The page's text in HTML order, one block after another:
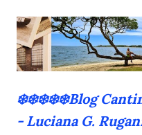
Pular para
❄️❄️❄️❄️❄️Blog
- Luciana G.